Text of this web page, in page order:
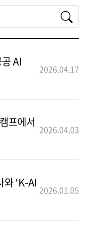
AI
2026.04.17
프에서
2026.04.03
‘K-AI
2026.01.05